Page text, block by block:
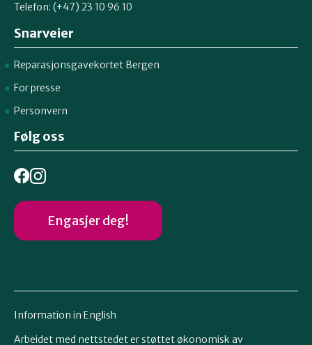
Telefon: (+47) 23 10 96 10
Snarveier
Reparasjonsgavekortet Bergen
For presse
Personvern
Følg oss
Engasjer deg!
Information in English
Arbeidet med nettstedet er støttet økonomisk av